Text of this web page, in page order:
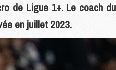
de Ligue 1+. Le coach du
en juillet 2023.